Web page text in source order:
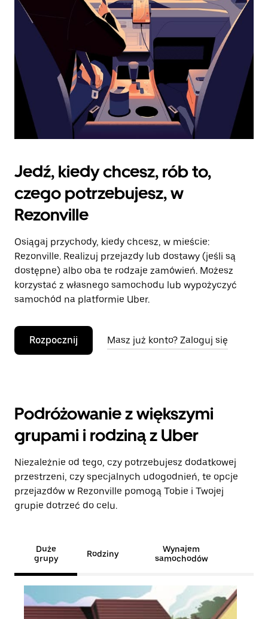
kalendarz.
Jedź, kiedy chcesz, rób to,
czego potrzebujesz, w
Rezonville
Osiągaj przychody, kiedy chcesz, w mieście:
Rezonville. Realizuj przejazdy lub dostawy (jeśli są
dostępne) albo oba te rodzaje zamówień. Możesz
korzystać z własnego samochodu lub wypożyczyć
samochód na platformie Uber.
Rozpocznij Masz już konto? Zaloguj się
Podróżowanie z większymi
grupami i rodziną z Uber
Niezależnie od tego, czy potrzebujesz dodatkowej
przestrzeni, czy specjalnych udogodnień, te opcje
przejazdów w Rezonville pomogą Tobie i Twojej
grupie dotrzeć do celu.
Duże
grupy
Rodziny
Wynajem
samochodów